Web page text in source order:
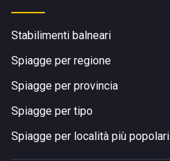
Stabilimenti balneari
Spiagge per regione
Spiagge per provincia
Spiagge per tipo
Spiagge per località più popolari